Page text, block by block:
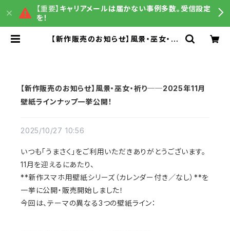
【重要】 キャリアメールは届かない事例多数。受信設定
を！
【新作販売のお知らせ】風景・巫女・祈
【新作販売のお知らせ】風景・巫女・祈り──2025年11月
壁紙ラインナップ一挙公開！
2025/10/27 10:56
いつも「うまさく」をご利用いただきありがとうございます。
11月を迎えるにあたり、
**新作スマホ用壁紙シリーズ（カレンダー付き／なし）**を
一挙に公開・販売開始しました！
今回は、テーマの異なる3つの壁紙ライン：